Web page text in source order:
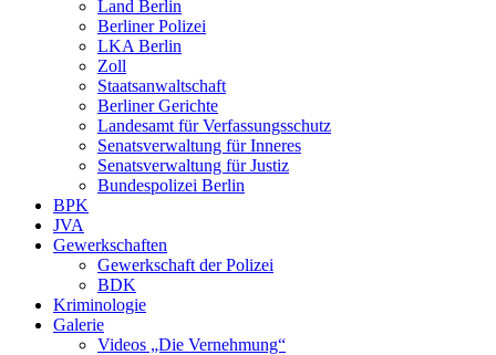
Land Berlin
Berliner Polizei
LKA Berlin
Zoll
Staatsanwaltschaft
Berliner Gerichte
Landesamt für Verfassungsschutz
Senatsverwaltung für Inneres
Senatsverwaltung für Justiz
Bundespolizei Berlin
BPK
JVA
Gewerkschaften
Gewerkschaft der Polizei
BDK
Kriminologie
Galerie
Videos „Die Vernehmung“